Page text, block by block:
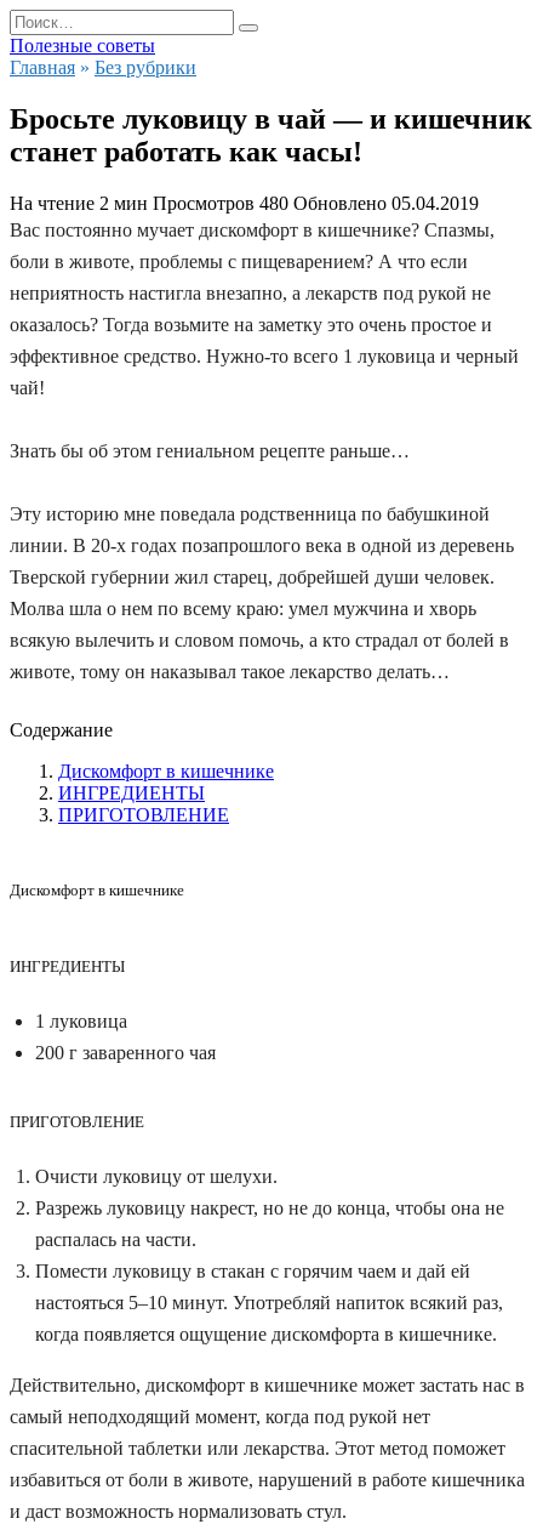
Перейти
к
содержанию
Search
for:
Полезные советы
Главная » Без рубрики
Бросьте луковицу в чай — и кишечник
станет работать как часы!
На чтение 2 мин Просмотров 480 Обновлено 05.04.2019
Вас постоянно мучает дискомфорт в кишечнике? Спазмы,
боли в животе, проблемы с пищеварением? А что если
неприятность настигла внезапно, а лекарств под рукой не
оказалось? Тогда возьмите на заметку это очень простое и
эффективное средство. Нужно-то всего 1 луковица и черный
чай!
Знать бы об этом гениальном рецепте раньше…
Эту историю мне поведала родственница по бабушкиной
линии. В 20-х годах позапрошлого века в одной из деревень
Тверской губернии жил старец, добрейшей души человек.
Молва шла о нем по всему краю: умел мужчина и хворь
всякую вылечить и словом помочь, а кто страдал от болей в
животе, тому он наказывал такое лекарство делать…
Содержание
Дискомфорт в кишечнике
ИНГРЕДИЕНТЫ
ПРИГОТОВЛЕНИЕ
Дискомфорт в кишечнике
ИНГРЕДИЕНТЫ
1 луковица
200 г заваренного чая
ПРИГОТОВЛЕНИЕ
Очисти луковицу от шелухи.
Разрежь луковицу накрест, но не до конца, чтобы она не
распалась на части.
Помести луковицу в стакан с горячим чаем и дай ей
настояться 5–10 минут. Употребляй напиток всякий раз,
когда появляется ощущение дискомфорта в кишечнике.
Действительно, дискомфорт в кишечнике может застать нас в
самый неподходящий момент, когда под рукой нет
спасительной таблетки или лекарства. Этот метод поможет
избавиться от боли в животе, нарушений в работе кишечника
и даст возможность нормализовать стул.